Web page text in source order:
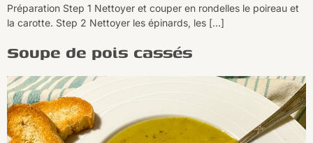
Préparation Step 1 Nettoyer et couper en rondelles le poireau et
la carotte. Step 2 Nettoyer les épinards, les […]
Soupe de pois cassés